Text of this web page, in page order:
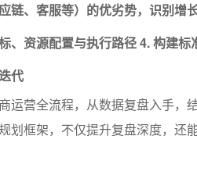
链、客服等）的优劣势，识别增
、资源配置与执行路径4. 构建标
代
运营全流程，从数据复盘入手，
划框架，不仅提升复盘深度，还